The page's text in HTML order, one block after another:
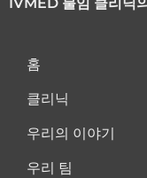
홈
클리닉
우리의 이야기
우리 팀